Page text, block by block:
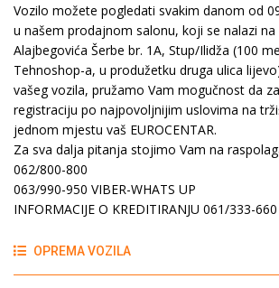
Vozilo možete pogledati svakim danom od
u našem prodajnom salonu, koji se nalazi
Alajbegovića Šerbe br. 1A, Stup/Ilidža (100
Tehnoshop-a, u produžetku druga ulica
vašeg vozila, pružamo Vam mogučnost da
registraciju po najpovoljnijim uslovima na
jednom mjestu vaš EUROCENTAR.
Za sva dalja pitanja stojimo Vam na
062/800-800
063/990-950 VIBER-WHATS UP
INFORMACIJE O KREDITIRANJU 061/333-660
OPREMA VOZILA